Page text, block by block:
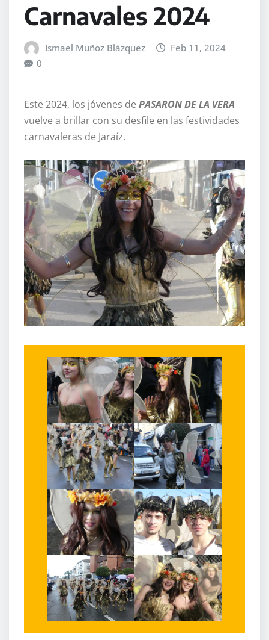
Carnavales 2024
Ismael Muñoz Blázquez
Feb 11, 2024
0
Este 2024, los jóvenes de PASARON DE LA VERA
vuelve a brillar con su desfile en las festividades
carnavaleras de Jaraíz.